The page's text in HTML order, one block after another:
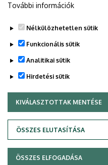
Legutóbbi frissítés: 2024. 04.
Adatvédelem
További információk
Nélkülözhetetlen sütik
Funkcionális sütik
Analitikai sütik
Hirdetési sütik
KIVÁLASZTOTTAK MENTÉSE
ÖSSZES ELUTASÍTÁSA
WITHDRAW CONSENT
ÖSSZES ELFOGADÁSA